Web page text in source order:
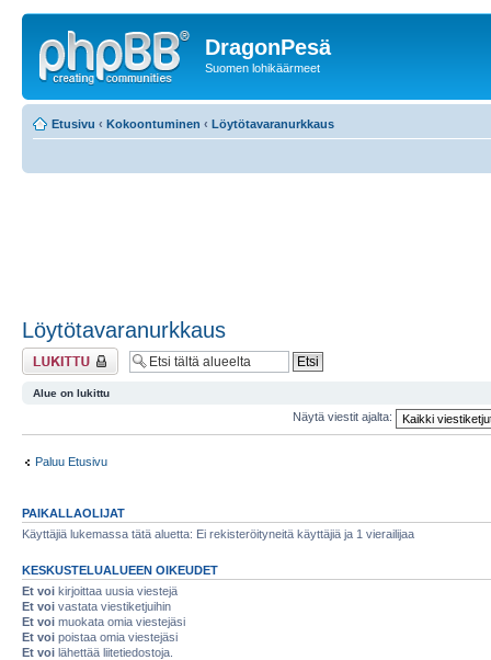
DragonPesä
Suomen lohikäärmeet
Etusivu ‹ Kokoontuminen ‹ Löytötavaranurkkaus
Löytötavaranurkkaus
Alue on lukittu
Alue on lukittu
Näytä viestit ajalta:
Paluu Etusivu
PAIKALLAOLIJAT
Käyttäjiä lukemassa tätä aluetta: Ei rekisteröityneitä käyttäjiä ja 1 vierailijaa
KESKUSTELUALUEEN OIKEUDET
Et voi kirjoittaa uusia viestejä
Et voi vastata viestiketjuihin
Et voi muokata omia viestejäsi
Et voi poistaa omia viestejäsi
Et voi lähettää liitetiedostoja.